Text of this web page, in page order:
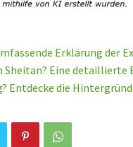
Erklärung der
Sheitan? Eine detaillierte
Entdecke die